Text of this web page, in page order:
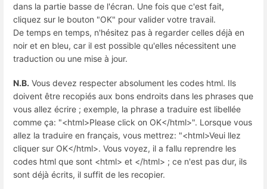
dans la partie basse de l'écran. Une fois que c'est fait,
cliquez sur le bouton "OK" pour valider votre travail.
De temps en temps, n'hésitez pas à regarder celles déjà en
noir et en bleu, car il est possible qu'elles nécessitent une
traduction ou une mise à jour.
N.B. Vous devez respecter absolument les codes html. Ils
doivent être recopiés aux bons endroits dans les phrases que
vous allez écrire ; exemple, la phrase a traduire est libellée
comme ça: "<html>Please click on OK</html>". Lorsque vous
allez la traduire en français, vous mettrez: "<html>Veui llez
cliquer sur OK</html>. Vous voyez, il a fallu reprendre les
codes html que sont <html> et </html> ; ce n'est pas dur, ils
sont déjà écrits, il suffit de les recopier.